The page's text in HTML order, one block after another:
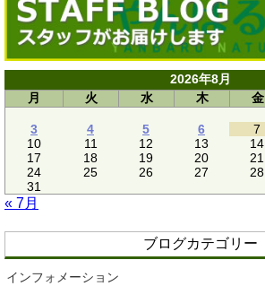
2026年8月
月
火 水 木 金
3
4 5 6 7
10
11 12 13 14
17
18 19 20 21
24
25 26 27 28
31
« 7月
ブログカテゴリー
インフォメーション